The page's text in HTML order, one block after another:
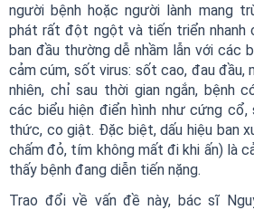
người bệnh hoặc người lành mang
phát rất đột ngột và tiến triển nhanh
ban đầu thường dễ nhầm lẫn với các
cảm cúm, sốt virus: sốt cao, đau đầu,
nhiên, chỉ sau thời gian ngắn, bệnh
các biểu hiện điển hình như cứng cổ,
thức, co giật. Đặc biệt, dấu hiệu ban
chấm đỏ, tím không mất đi khi ấn) là
thấy bệnh đang diễn tiến nặng.
Trao đổi về vấn đề này, bác sĩ